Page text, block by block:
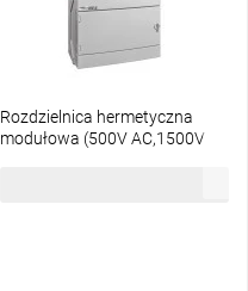
Rozdzielnica hermetyczna
modułowa (500V AC,1500V